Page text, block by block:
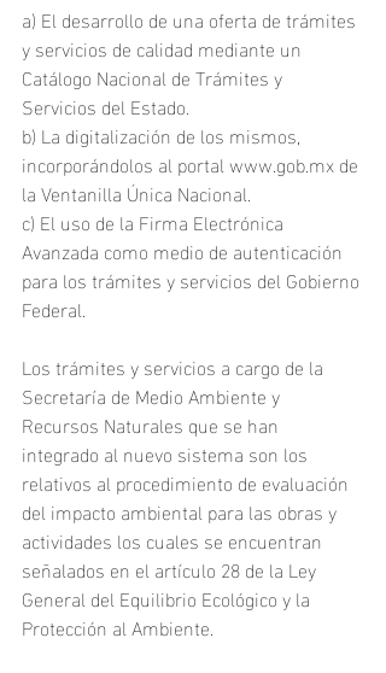
a) El desarrollo de una oferta de trámites
y servicios de calidad mediante un
Catálogo Nacional de Trámites y
Servicios del Estado.
b) La digitalización de los mismos,
incorporándolos al portal www.gob.mx de
la Ventanilla Única Nacional.
c) El uso de la Firma Electrónica
Avanzada como medio de autenticación
para los trámites y servicios del Gobierno
Federal.
Los trámites y servicios a cargo de la
Secretaría de Medio Ambiente y
Recursos Naturales que se han
integrado al nuevo sistema son los
relativos al procedimiento de evaluación
del impacto ambiental para las obras y
actividades los cuales se encuentran
señalados en el artículo 28 de la Ley
General del Equilibrio Ecológico y la
Protección al Ambiente.